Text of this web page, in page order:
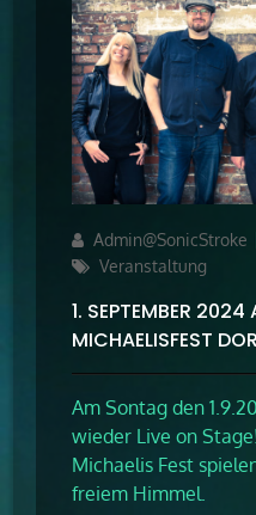
Author
Admin@SonicStroke
Veranstaltung
1. SEPTEMBER 2024
MICHAELISFEST
Am Sontag den
wieder Live on
Michaelis Fest
freiem Himmel.